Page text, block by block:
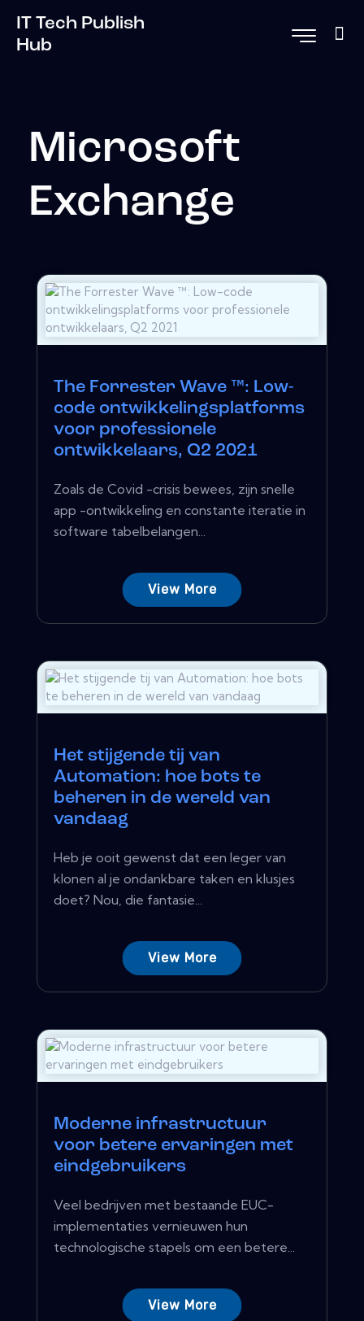
IT Tech Publish
Hub
Microsoft
Exchange
The Forrester Wave ™: Low-
code ontwikkelingsplatforms
voor professionele
ontwikkelaars, Q2 2021
Zoals de Covid -crisis bewees, zijn snelle
app -ontwikkeling en constante iteratie in
software tabelbelangen...
View More
Het stijgende tij van
Automation: hoe bots te
beheren in de wereld van
vandaag
Heb je ooit gewenst dat een leger van
klonen al je ondankbare taken en klusjes
doet? Nou, die fantasie...
View More
Moderne infrastructuur
voor betere ervaringen met
eindgebruikers
Veel bedrijven met bestaande EUC-
implementaties vernieuwen hun
technologische stapels om een ​​betere...
View More